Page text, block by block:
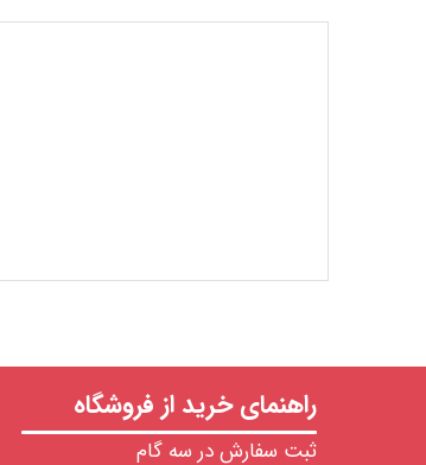
راهنمای خرید از فروشگاه
ثبت سفارش در سه گام